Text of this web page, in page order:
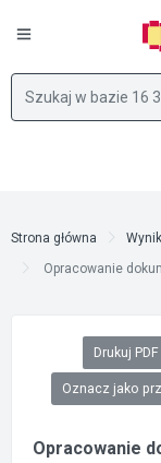
Strona główna
Opracowanie
Drukuj PDF
Oznacz
Opracowanie